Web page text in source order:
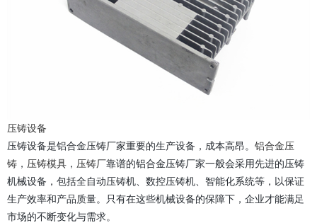
压铸设备
压铸设备是铝合金压铸厂家重要的生产设备，成本高昂。 铝合金压
铸 ， 压铸模具 ， 压铸厂靠谱的铝合金压铸厂家一般会采用先进的压铸
机械设备，包括全自动压铸机、数控压铸机、智能化系统等，以保证
生产效率和产品质量。只有在这些机械设备的保障下，企业才能满足
市场的不断变化与需求。